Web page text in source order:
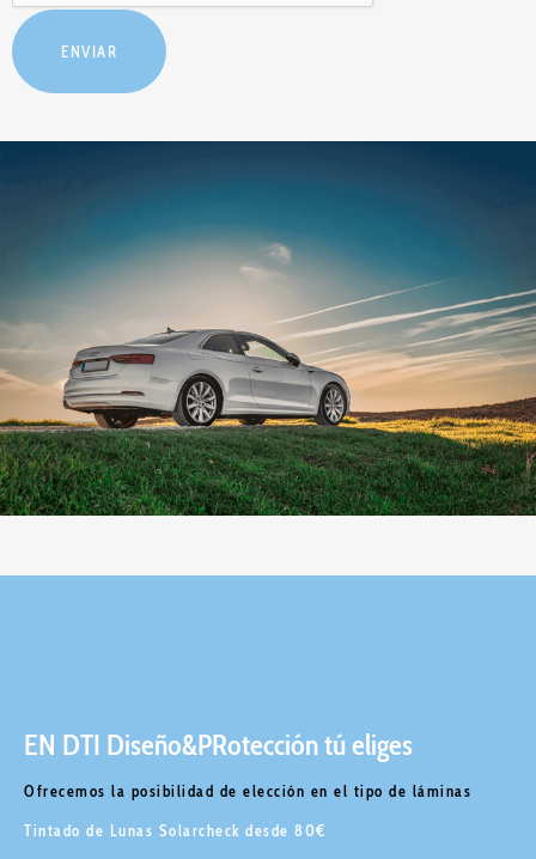
EN DTI Diseño&PRotección tú eliges
Ofrecemos la posibilidad de elección en el tipo de láminas
Tintado de Lunas Solarcheck desde 80€